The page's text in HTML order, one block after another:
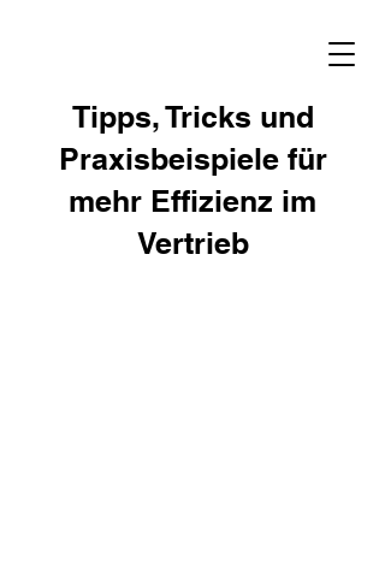
Tipps, Tricks und
Praxisbeispiele für
mehr Effizienz im
Vertrieb